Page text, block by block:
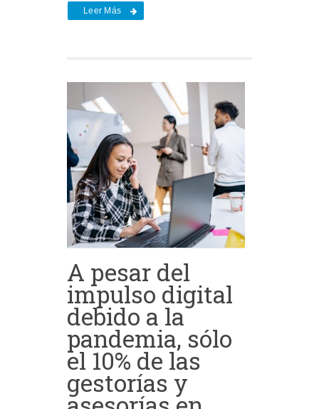
Leer Más
A pesar del
impulso digital
debido a la
pandemia, sólo
el 10% de las
gestorías y